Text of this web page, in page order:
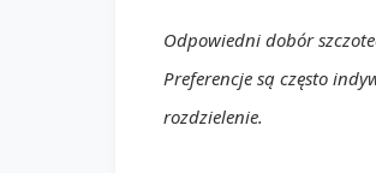
Odpowiedni dobór
Preferencje są często
rozdzielenie.